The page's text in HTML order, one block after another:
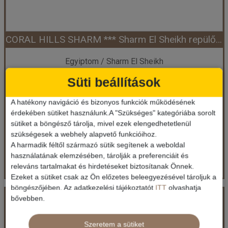
Időpont: 2026-09-06 | 7 éj
már 219.712 Ft-tól
Időpontok és árak
Bőröndbe
CORAL HILLS SHARM *** Sharm El Sheikh repülővel
Egyiptom / Sharm El Sheikh
225.970 Ft-tól
Ellátás: Reggeli
Időpontok és árak
Bőröndbe
CORAL HILLS SHARM *** Sharm El Sheikh repülővel
Ország:Egyiptom
Süti beállítások
A hatékony navigáció és bizonyos funkciók működésének
érdekében sütiket használunk.A "Szükséges" kategóriába sorolt
sütiket a böngésző tárolja, mivel ezek elengedhetetlenül
szükségesek a webhely alapvető funkcióihoz.
A harmadik féltől származó sütik segítenek a weboldal
használatának elemzésében, tárolják a preferenciáit és
releváns tartalmakat és hirdetéseket biztosítanak Önnek.
Ezeket a sütiket csak az Ön előzetes beleegyezésével tároljuk a
böngészőjében. Az adatkezelési tájékoztatót ITT olvashatja
bővebben.
Szeretem a sütiket